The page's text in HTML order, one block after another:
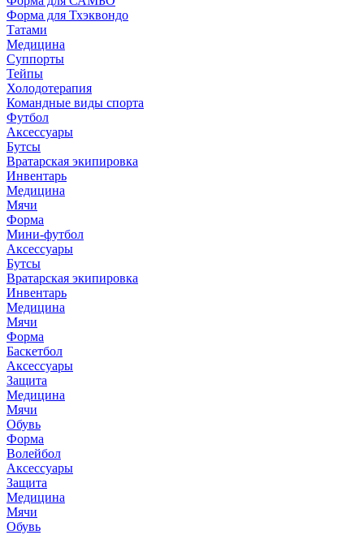
Форма для Тхэквондо
Татами
Медицина
Суппорты
Тейпы
Холодотерапия
Командные виды спорта
Футбол
Аксессуары
Бутсы
Вратарская экипировка
Инвентарь
Медицина
Мячи
Форма
Мини-футбол
Аксессуары
Бутсы
Вратарская экипировка
Инвентарь
Медицина
Мячи
Форма
Баскетбол
Аксессуары
Защита
Медицина
Мячи
Обувь
Форма
Волейбол
Аксессуары
Защита
Медицина
Мячи
Обувь